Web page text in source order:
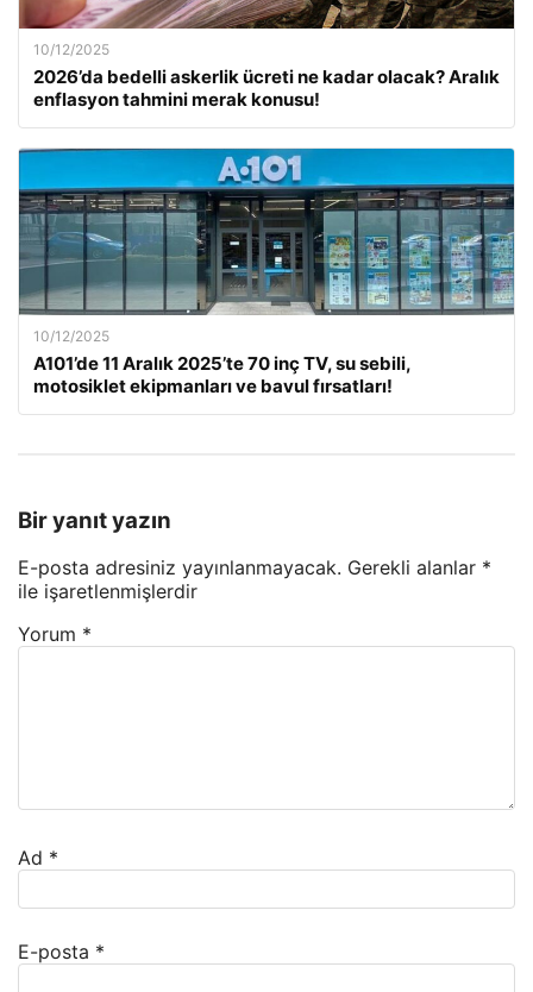
10/12/2025
2026’da bedelli askerlik ücreti ne kadar olacak? Aralık
enflasyon tahmini merak konusu!
10/12/2025
A101’de 11 Aralık 2025’te 70 inç TV, su sebili,
motosiklet ekipmanları ve bavul fırsatları!
Bir yanıt yazın
E-posta adresiniz yayınlanmayacak. Gerekli alanlar *
ile işaretlenmişlerdir
Yorum *
Ad *
E-posta *